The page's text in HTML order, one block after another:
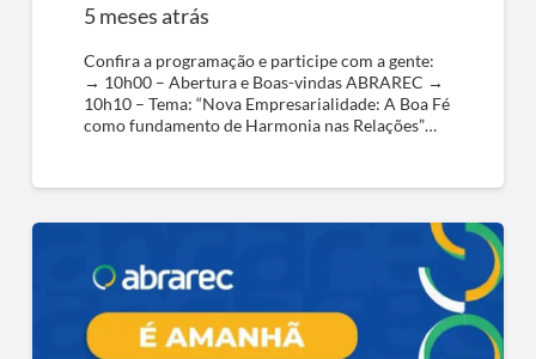
5 meses atrás
Confira a programação e participe com a gente:
→ 10h00 – Abertura e Boas-vindas ABRAREC →
10h10 – Tema: “Nova Empresarialidade: A Boa Fé
como fundamento de Harmonia nas Relações”…